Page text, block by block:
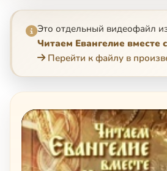
Это отдельный видеофайл
Читаем Евангелие вместе
Перейти к файлу в